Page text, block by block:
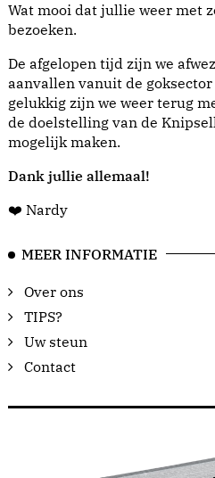
Wat mooi dat jullie weer met
bezoeken.
De afgelopen tijd zijn we
aanvallen vanuit de
gelukkig zijn we weer terug
de doelstelling van de
mogelijk maken.
Dank jullie allemaal!
❤️ Nardy
MEER INFORMATIE
Over ons
TIPS?
Uw steun
Contact